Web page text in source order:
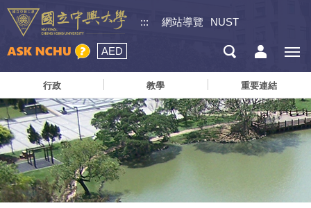
::: 網站導覽 NUST
AED
行政 教學 重要連結